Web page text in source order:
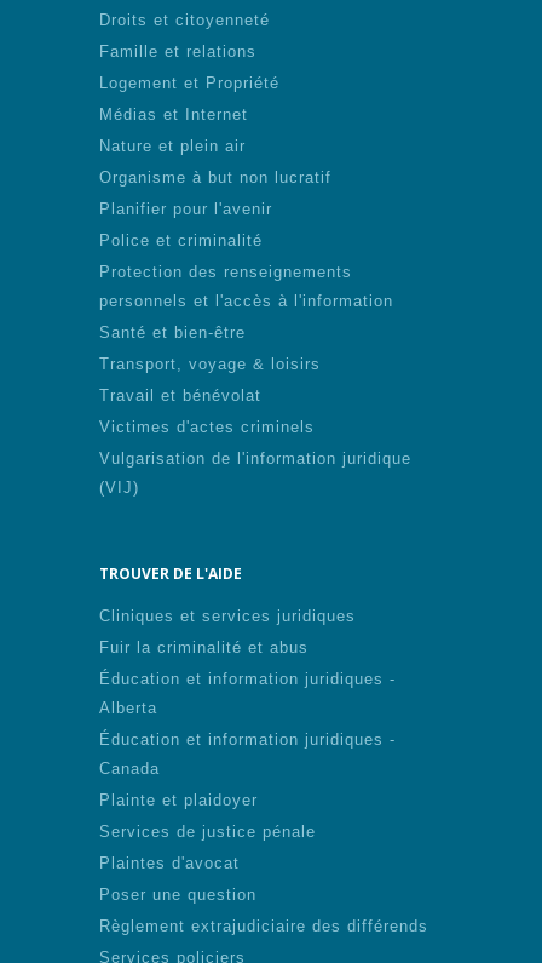
Droits et citoyenneté
Famille et relations
Logement et Propriété
Médias et Internet
Nature et plein air
Organisme à but non lucratif
Planifier pour l'avenir
Police et criminalité
Protection des renseignements
personnels et l'accès à l'information
Santé et bien-être
Transport, voyage & loisirs
Travail et bénévolat
Victimes d'actes criminels
Vulgarisation de l'information juridique
(VIJ)
TROUVER DE L'AIDE
Cliniques et services juridiques
Fuir la criminalité et abus
Éducation et information juridiques -
Alberta
Éducation et information juridiques -
Canada
Plainte et plaidoyer
Services de justice pénale
Plaintes d'avocat
Poser une question
Règlement extrajudiciaire des différends
Services policiers